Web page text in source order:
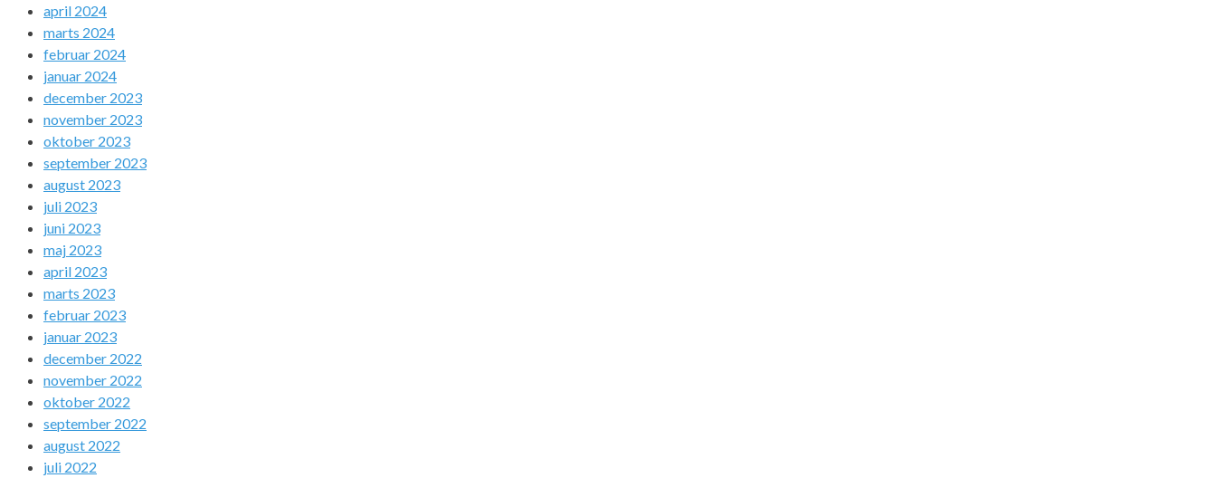
april 2024
marts 2024
februar 2024
januar 2024
december 2023
november 2023
oktober 2023
september 2023
august 2023
juli 2023
juni 2023
maj 2023
april 2023
marts 2023
februar 2023
januar 2023
december 2022
november 2022
oktober 2022
september 2022
august 2022
juli 2022